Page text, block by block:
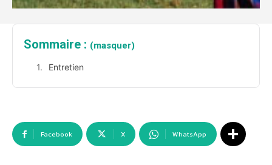
Sommaire : (masquer)
Entretien
Facebook X WhatsApp